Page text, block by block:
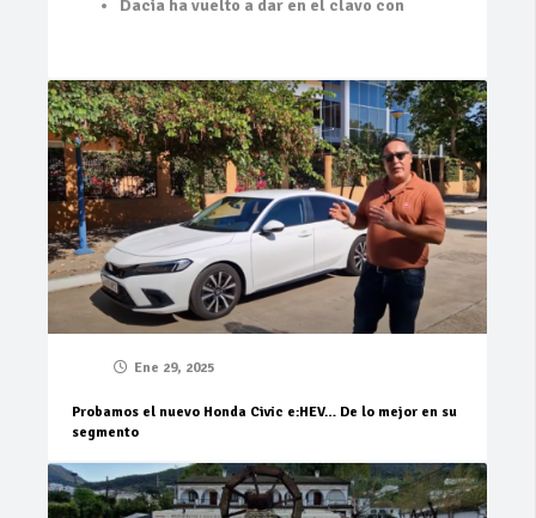
Dacia ha vuelto a dar en el clavo con
Ene 29, 2025
Probamos el nuevo Honda Civic e:HEV… De lo mejor en su
segmento